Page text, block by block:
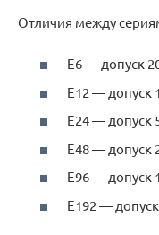
Отличия между
Е6 — допуск
E12 — допуск
E24 — допуск
Е48 — допуск
E96 — допуск
E192 —